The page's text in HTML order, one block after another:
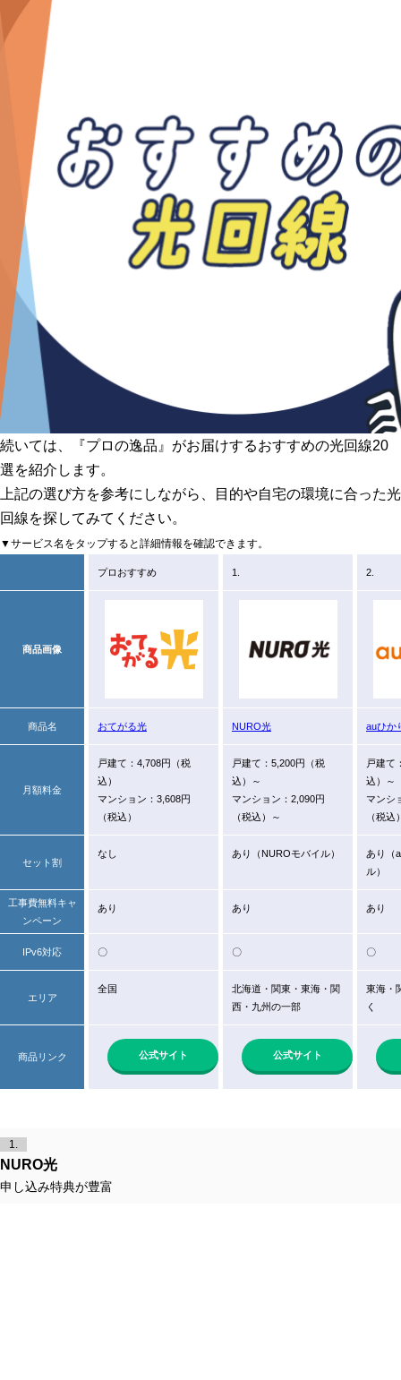
続いては、
『プロの逸品』がお届けするおすすめの光回線20
選を紹介します。
上記の選び方を参考にしながら、目的や自宅の環境に合った光
回線を探してみてください。
▼サービス名をタップすると詳細情報を確認できます。
プロおすすめ 1. 2.
商品画像
商品名 おてがる光 NURO光 auひか
月額料金
戸建て：4,708円（税
込）
マンション：3,608円
（税込）
戸建て：5,200円（税
込）～
マンション：2,090円
（税込）～
戸建て
込）～
マンシ
（税込
セット割
なし あり（NUROモバイル）
あり（
ル）
工事費無料キャ
ンペーン
あり あり あり
IPv6対応 〇 〇 〇
エリア
全国
北海道・関東・東海・関
西・九州の一部
東海・
く
商品リンク 公式サイト 公式サイト
1.
NURO光
申し込み特典が豊富